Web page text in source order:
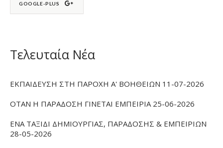
GOOGLE-PLUS
Τελευταία Νέα
ΕΚΠΑΙΔΕΥΣΗ ΣΤΗ ΠΑΡΟΧΗ Α' ΒΟΗΘΕΙΩΝ 11-07-2026
ΟΤΑΝ Η ΠΑΡΑΔΟΣΗ ΓΙΝΕΤΑΙ ΕΜΠΕΙΡΙΑ 25-06-2026
ΕΝΑ ΤΑΞΙΔΙ ΔΗΜΙΟΥΡΓΙΑΣ, ΠΑΡΑΔΟΣΗΣ & ΕΜΠΕΙΡΙΩΝ
28-05-2026